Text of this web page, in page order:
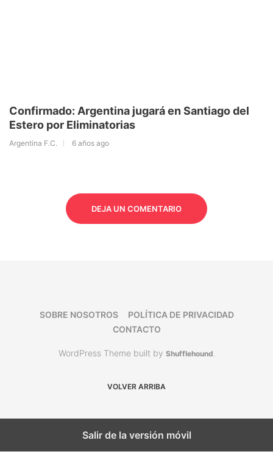
Confirmado: Argentina jugará en Santiago del
Estero por Eliminatorias
Argentina F.C. 6 años ago
DEJA UN COMENTARIO
SOBRE NOSOTROS
POLÍTICA DE PRIVACIDAD
CONTACTO
WordPress Theme built by Shufflehound
VOLVER ARRIBA
Salir de la versión móvil